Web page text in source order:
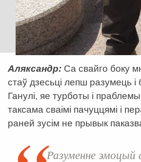
Аляксандр: Са свайго боку
стаў дзесьці лепш разумець і
Ганулі, яе турботы і праблемы
таксама сваімі пачуццямі і
раней зусім не прывык
Разуменне эмоцый